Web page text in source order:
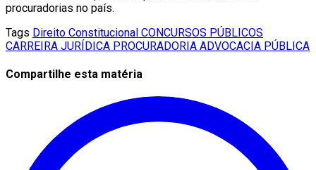
procuradorias no país.
Tags Direito Constitucional CONCURSOS PÚBLICOS
CARREIRA JURÍDICA PROCURADORIA ADVOCACIA PÚBLICA
Compartilhe esta matéria